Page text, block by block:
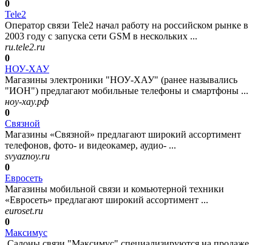
0
Tele2
Оператор связи Tele2 начал работу на российском рынке в
2003 году с запуска сети GSM в нескольких ...
ru.tele2.ru
0
НОУ-ХАУ
Магазины электроники "НОУ-ХАУ" (ранее назывались
"ИОН") предлагают мобильные телефоны и смартфоны ...
ноу-хау.рф
0
Связной
Магазины «Связной» предлагают широкий ассортимент
телефонов, фото- и видеокамер, аудио- ...
svyaznoy.ru
0
Евросеть
Магазины мобильной связи и комьютерной техники
«Евросеть» предлагают широкий ассортимент ...
euroset.ru
0
Максимус